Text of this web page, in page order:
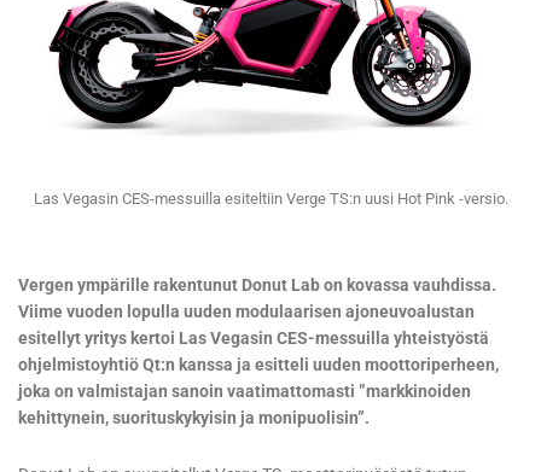
Las Vegasin CES-messuilla esiteltiin Verge TS:n uusi Hot Pink -versio.
Vergen ympärille rakentunut Donut Lab on kovassa vauhdissa.
Viime vuoden lopulla uuden modulaarisen ajoneuvoalustan
esitellyt yritys kertoi Las Vegasin CES-messuilla yhteistyöstä
ohjelmistoyhtiö Qt:n kanssa ja esitteli uuden moottoriperheen,
joka on valmistajan sanoin vaatimattomasti ”markkinoiden
kehittynein, suorituskykyisin ja monipuolisin”.